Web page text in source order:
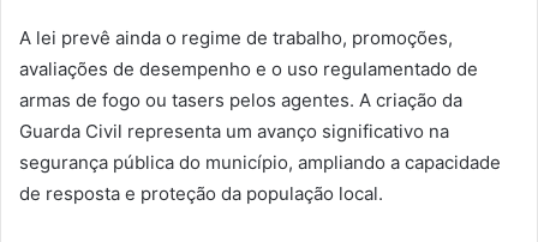
A lei prevê ainda o regime de trabalho, promoções,
avaliações de desempenho e o uso regulamentado de
armas de fogo ou tasers pelos agentes. A criação da
Guarda Civil representa um avanço significativo na
segurança pública do município, ampliando a capacidade
de resposta e proteção da população local.